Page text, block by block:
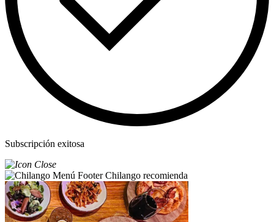
Subscripción exitosa
Chilango recomienda